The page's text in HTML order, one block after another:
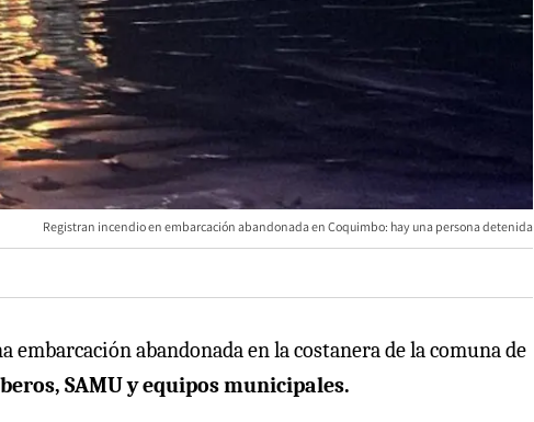
Registran incendio en embarcación abandonada en Coquimbo: hay una persona detenida
abandonada en la costanera de la comuna de
SAMU y equipos municipales.